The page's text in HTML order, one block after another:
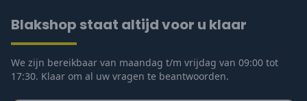
Blakshop staat altijd voor u klaar
We zijn bereikbaar van maandag t/m vrijdag van 09:00 tot
17:30. Klaar om al uw vragen te beantwoorden.